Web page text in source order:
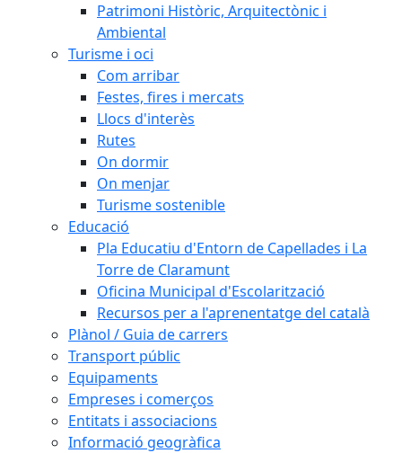
Patrimoni Històric, Arquitectònic i
Ambiental
Turisme i oci
Com arribar
Festes, fires i mercats
Llocs d'interès
Rutes
On dormir
On menjar
Turisme sostenible
Educació
Pla Educatiu d'Entorn de Capellades i La
Torre de Claramunt
Oficina Municipal d'Escolarització
Recursos per a l'aprenentatge del català
Plànol / Guia de carrers
Transport públic
Equipaments
Empreses i comerços
Entitats i associacions
Informació geogràfica